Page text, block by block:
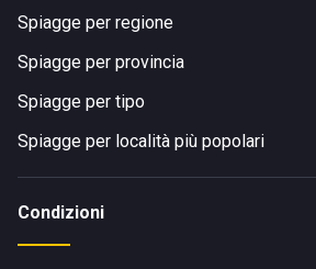
Spiagge per regione
Spiagge per provincia
Spiagge per tipo
Spiagge per località più popolari
Condizioni